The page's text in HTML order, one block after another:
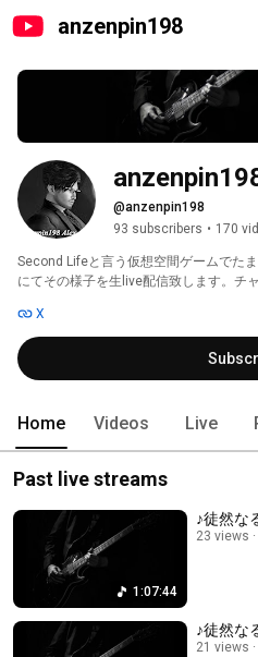
anzenpin198
@anzenpin198
93 subscribers • 170
Second Lifeと言う仮想空間ゲームでた
にてその様子を生live配信致します。チ
Twitterのtweetはめったに致さず♥️ボタ
のフォロー、フォロバ、DMもお気軽に
X
Home Videos Live
Past live streams
1:07:44
♪徒然な
23 views
♪徒然な
21 views